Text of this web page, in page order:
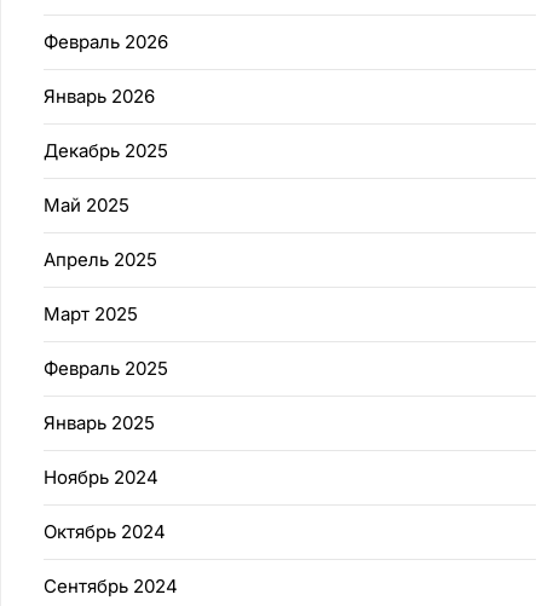
Февраль 2026
Январь 2026
Декабрь 2025
Май 2025
Апрель 2025
Март 2025
Февраль 2025
Январь 2025
Ноябрь 2024
Октябрь 2024
Сентябрь 2024